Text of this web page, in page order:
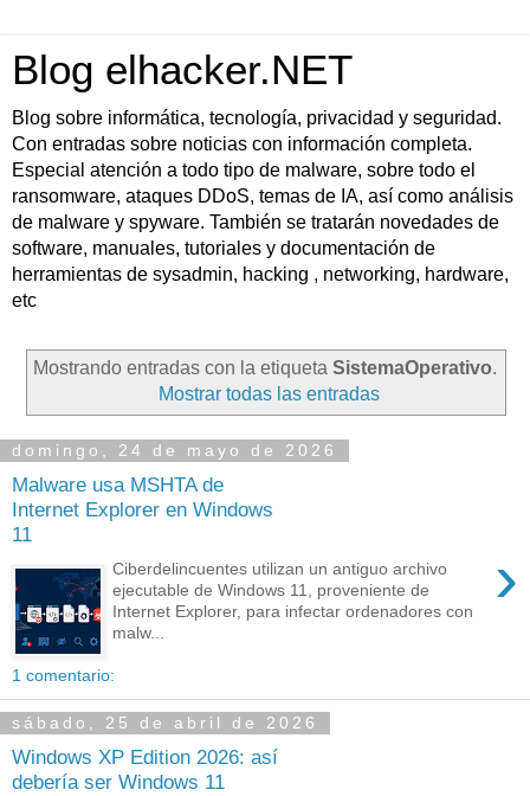
Blog elhacker.NET
Blog sobre informática, tecnología, privacidad y seguridad.
Con entradas sobre noticias con información completa.
Especial atención a todo tipo de malware, sobre todo el
ransomware, ataques DDoS, temas de IA, así como análisis
de malware y spyware. También se tratarán novedades de
software, manuales, tutoriales y documentación de
herramientas de sysadmin, hacking , networking, hardware,
etc
Mostrando entradas con la etiqueta SistemaOperativo.
Mostrar todas las entradas
domingo, 24 de mayo de 2026
Malware usa MSHTA de
Internet Explorer en Windows
11
›
Ciberdelincuentes utilizan un antiguo archivo
ejecutable de Windows 11, proveniente de
Internet Explorer, para infectar ordenadores con
malw...
1 comentario:
sábado, 25 de abril de 2026
Windows XP Edition 2026: así
debería ser Windows 11